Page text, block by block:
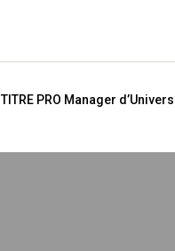
TITRE PRO Manager